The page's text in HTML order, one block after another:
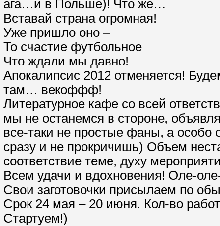
ага…и в Польше)! Что же…
Вставай страна огромная!
Уже пришло оно –
То счастие футбольное
Что ждали мы давно!
Апокалипсис 2012 отменяется!
там… векоффф!
Литературное кафе со всей
мы не останемся в стороне,
все-таки не простые фаны, а особо
сразу и не прокричишь) Объем
соответствие теме, духу
Всем удачи и вдохновения! Оле-
Свои заготовочки присылаем по
Срок 24 мая – 20 июня. Кол-во
Стартуем!)